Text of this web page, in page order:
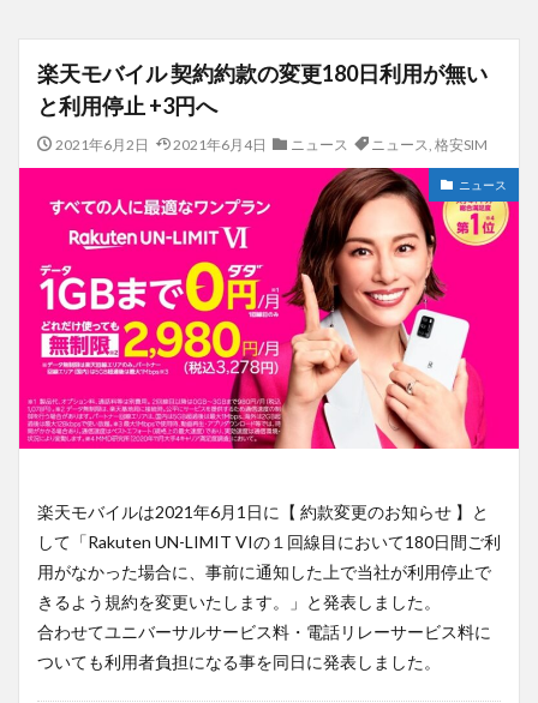
楽天モバイル 契約約款の変更180日利用が無い
と利用停止 +3円へ
2021年6月2日 2021年6月4日 ニュース ニュース, 格安SIM
ニュース
楽天モバイルは2021年6月1日に【 約款変更のお知らせ 】と
して「Rakuten UN-LIMIT VIの１回線目において180日間ご利
用がなかった場合に、事前に通知した上で当社が利用停止で
きるよう規約を変更いたします。」と発表しました。
合わせてユニバーサルサービス料・電話リレーサービス料に
ついても利用者負担になる事を同日に発表しました。